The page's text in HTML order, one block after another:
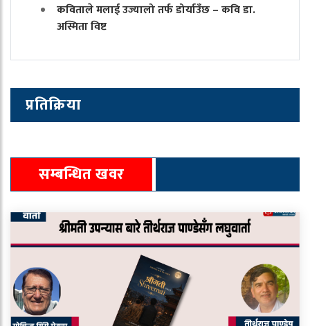
कविताले मलाई उज्यालो तर्फ डोर्याउँछ – कवि डा.
अस्मिता विष्ट
प्रतिक्रिया
सम्बन्धित खवर